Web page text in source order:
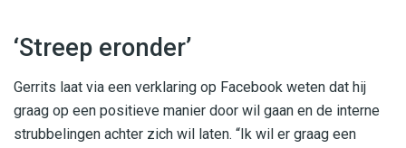
‘Streep eronder’
Gerrits laat via een verklaring op Facebook weten dat hij
graag op een positieve manier door wil gaan en de interne
strubbelingen achter zich wil laten. “Ik wil er graag een